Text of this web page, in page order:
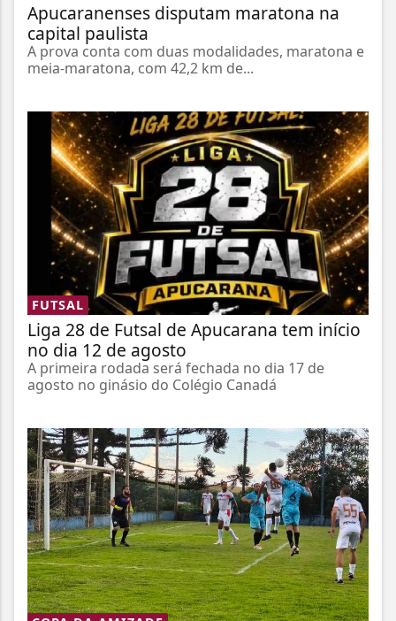
Apucaranenses disputam maratona na
capital paulista
A prova conta com duas modalidades, maratona e
meia-maratona, com 42,2 km de...
FUTSAL
Liga 28 de Futsal de Apucarana tem início
no dia 12 de agosto
A primeira rodada será fechada no dia 17 de
agosto no ginásio do Colégio Canadá